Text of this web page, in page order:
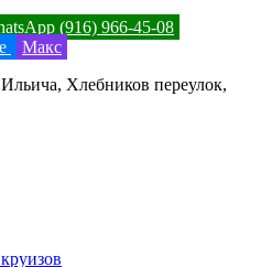
(916) 966-45-08
Макс
Хлебников переулок,